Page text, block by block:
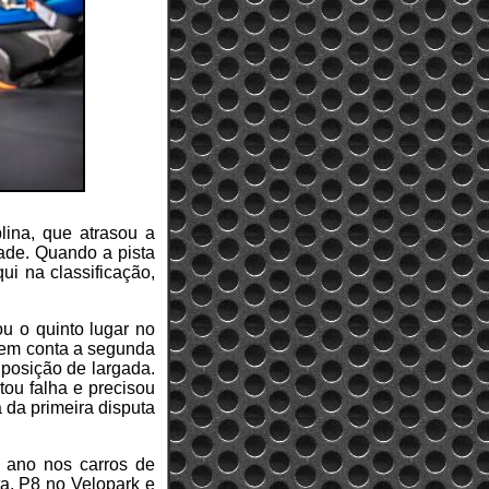
que atrasou a
Quando a pista
na classificação,
o quinto lugar no
conta a segunda
de largada.
falha e precisou
da primeira disputa
ano nos carros de
P8 no Velopark e